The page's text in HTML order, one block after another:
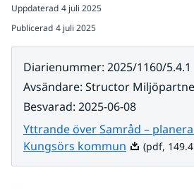
Uppdaterad 4 juli 2025
Publicerad 4 juli 2025
Diarienummer: 2025/1160/5.4.1
Avsändare: Structor
Besvarad: 2025-06-08
Yttrande över Samråd –
Kungsörs kommun Pdf, 149.4 kB.
(pdf,